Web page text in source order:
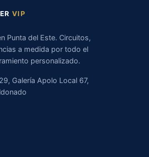
VIP
Punta del Este. Circuitos,
a medida por todo el
personalizado.
Galería Apolo Local 67,